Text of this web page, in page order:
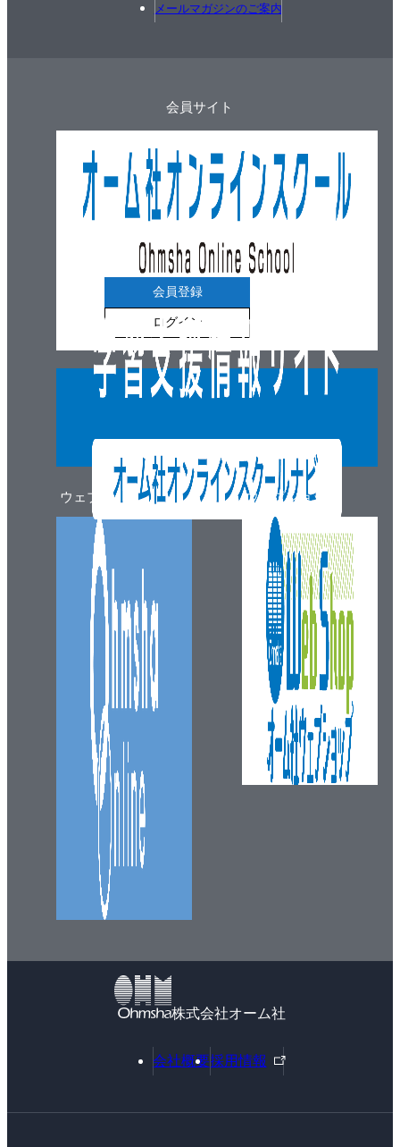
メールマガジンのご案内
ウェブマガジン
会員サイト
会員登録
ログイン
ウェブショップ
株式会社オーム社
会社概要採用情報
外
部
ン